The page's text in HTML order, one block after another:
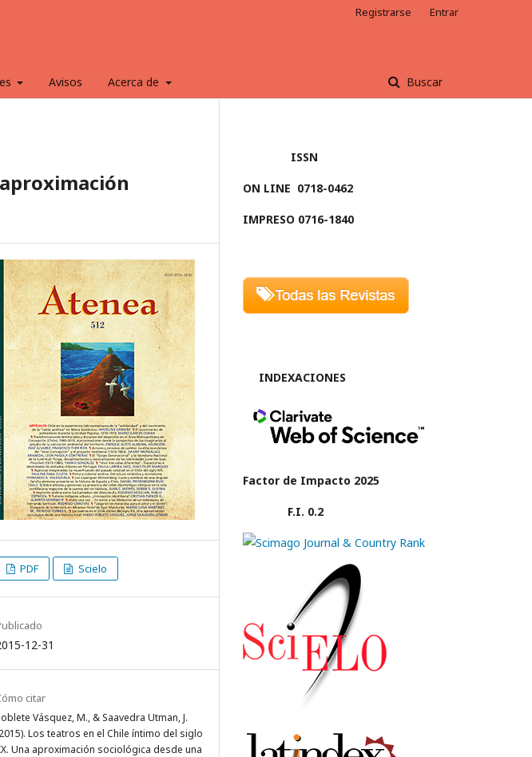
Avisos Acerca de Buscar
Registrarse Entrar
PDF Scielo
12-31
citar
Vásquez, M., & Saavedra Utman, J.
Los teatros en el Chile íntimo del siglo
Una aproximación sociológica desde una
ISSN
ON LINE 0718-0462
IMPRESO 0716-1840
INDEXACIONES
Factor de Impacto 2025
F.I. 0.2